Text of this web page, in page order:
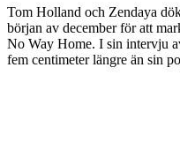
Tom Holland och Zendaya
början av december för att
No Way Home. I sin intervju
fem centimeter längre än sin